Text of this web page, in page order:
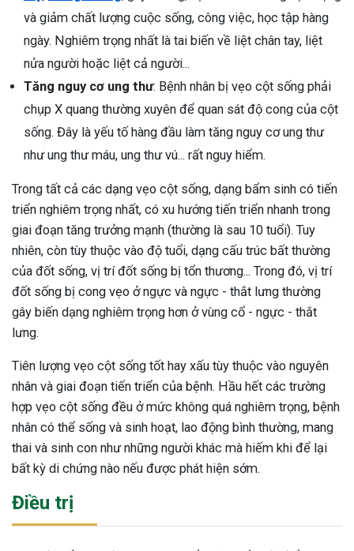
và giảm chất lượng cuộc sống, công việc, học tập hàng
ngày. Nghiêm trọng nhất là tai biến về liệt chân tay, liệt
nửa người hoặc liệt cả người...
Tăng nguy cơ ung thư: Bệnh nhân bị vẹo cột sống phải
chụp X quang thường xuyên để quan sát độ cong của cột
sống. Đây là yếu tố hàng đầu làm tăng nguy cơ ung thư
như ung thư máu, ung thư vú... rất nguy hiểm.
Trong tất cả các dạng vẹo cột sống, dạng bẩm sinh có tiến
triển nghiêm trọng nhất, có xu hướng tiến triển nhanh trong
giai đoạn tăng trưởng mạnh (thường là sau 10 tuổi). Tuy
nhiên, còn tùy thuộc vào độ tuổi, dạng cấu trúc bất thường
của đốt sống, vị trí đốt sống bị tổn thương... Trong đó, vị trí
đốt sống bị cong vẹo ở ngực và ngực - thắt lưng thường
gây biến dạng nghiêm trọng hơn ở vùng cổ - ngực - thắt
lưng.
Tiên lượng vẹo cột sống tốt hay xấu tùy thuộc vào nguyên
nhân và giai đoạn tiến triển của bệnh. Hầu hết các trường
hợp vẹo cột sống đều ở mức không quá nghiêm trọng, bệnh
nhân có thể sống và sinh hoạt, lao động bình thường, mang
thai và sinh con như những người khác mà hiếm khi để lại
bất kỳ di chứng nào nếu được phát hiện sớm.
Điều trị